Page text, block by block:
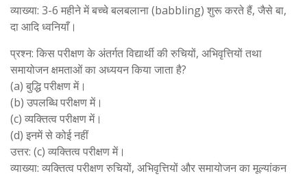
व्याख्या: 3-6 महीने में बच्चे बलबलाना (babbling) शुरू करते हैं, जैसे बा,
दा आदि ध्वनियाँ।
प्रश्न: किस परीक्षण के अंतर्गत विद्यार्थी की रुचियों, अभिवृत्तियों तथा
समायोजन क्षमताओं का अध्ययन किया जाता है?
(a) बुद्धि परीक्षण में।
(b) उपलब्धि परीक्षण में।
(c) व्यक्तित्व परीक्षण में।
(d) इनमें से कोई नहीं
उत्तर: (c) व्यक्तित्व परीक्षण में।
व्याख्या: व्यक्तित्व परीक्षण रुचियों, अभिवृत्तियों और समायोजन का मूल्यांकन